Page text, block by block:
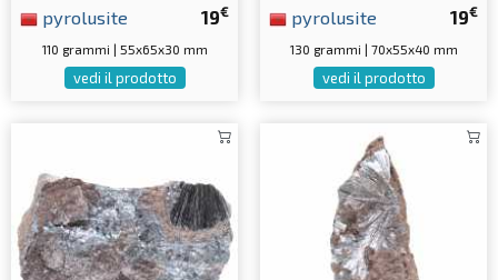
19€
pyrolusite
110 grammi | 55x65x30 mm
vedi il prodotto
19€
pyrolusite
130 grammi | 70x55x40 mm
vedi il prodotto